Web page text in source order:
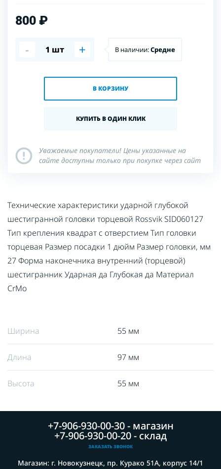
800 ₽
- + В наличии:Средне
В КОРЗИНУ
КУПИТЬ В ОДИН КЛИК
Уважаемые покупатели! Цены указанные на
сайте доступны только при покупке через сайт
Технические характеристики ударной глубокой
шестигранной головки торцевой Rossvik SID060127
Тип крепления квадрат с отверстием Тип головки
торцевая Размер посадки 1 дюйм Размер головки, мм
27 Форма наконечника внутренний (торцевой)
шестигранник Ударная да Глубокая да Материал
CrMo
Ширина 55 мм
Длина 97 мм
Высота 55 мм
+7-906-930-00-30 - магазин
+7-906-930-00-20 - склад
ЗАКАЗАТЬ ЗВОНОК
Магазин: г. Новокузнецк, пр. Курако 51А, корпус 14/1